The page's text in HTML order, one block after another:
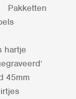
Pakketten
hartje
45mm